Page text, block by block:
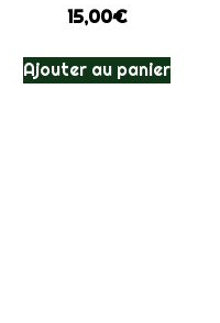
15,00€
Ajouter au panier